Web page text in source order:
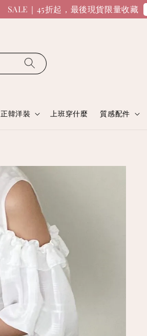
SALE｜45折起，最後現貨限量收藏
正韓洋裝 上班穿什麼 質感配件